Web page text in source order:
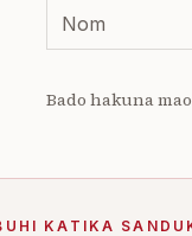
Bado hakuna
KATIKA